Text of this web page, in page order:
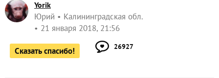
Yorik
Юрий
Калининградская обл.
21 января 2018, 21:56
Сказать спасибо! 26927